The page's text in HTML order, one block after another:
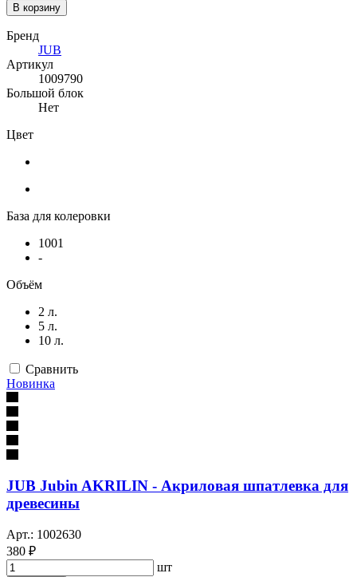
В корзину
Бренд
JUB
Артикул
1009790
Большой блок
Нет
Цвет
База для колеровки
1001
-
Объём
2 л.
5 л.
10 л.
Сравнить
Новинка
JUB Jubin AKRILIN - Акриловая шпатлевка для
древесины
Арт.: 1002630
380 ₽
шт